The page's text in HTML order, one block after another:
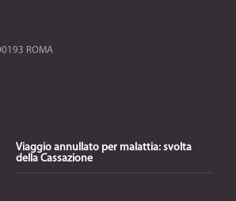
ROMA
Viaggio annullato per malattia: svolta
della Cassazione